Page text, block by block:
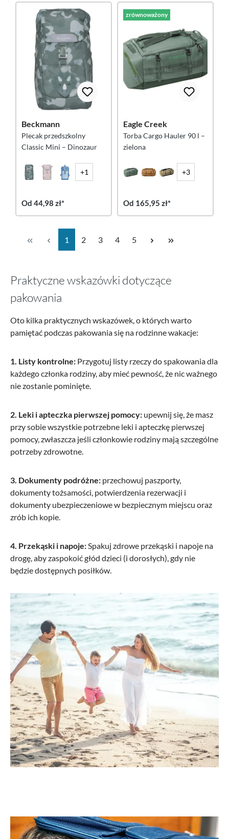
Beckmann
Plecak przedszkolny
Classic Mini – Dinozaur
+1
Od 44,98 zł*
zrównoważony
Eagle Creek
Torba Cargo Hauler 90 l –
zielona
+3
Od 165,95 zł*
Strona
1 Strona
2 Strona
3 Strona
4 Strona
5
Praktyczne wskazówki dotyczące
pakowania
Oto kilka praktycznych wskazówek, o których warto
pamiętać podczas pakowania się na rodzinne wakacje:
1. Listy kontrolne: Przygotuj listy rzeczy do spakowania dla
każdego członka rodziny, aby mieć pewność, że nic ważnego
nie zostanie pominięte.
2. Leki i apteczka pierwszej pomocy: upewnij się, że masz
przy sobie wszystkie potrzebne leki i apteczkę pierwszej
pomocy, zwłaszcza jeśli członkowie rodziny mają szczególne
potrzeby zdrowotne.
3. Dokumenty podróżne: przechowuj paszporty,
dokumenty tożsamości, potwierdzenia rezerwacji i
dokumenty ubezpieczeniowe w bezpiecznym miejscu oraz
zrób ich kopie.
4. Przekąski i napoje:Spakuj zdrowe przekąski i napoje na
drogę, aby zaspokoić głód dzieci (i dorosłych), gdy nie
będzie dostępnych posiłków.